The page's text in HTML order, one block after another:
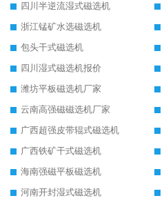
四川半逆流湿式磁选机
浙江锰矿水选磁选机
包头干式磁选机
四川湿式磁选机报价
潍坊平板磁选机厂家
云南高强磁磁选机厂家
广西超强皮带辊式磁选机
广西铁矿干式磁选机
海南强磁平板磁选机
河南开封湿式磁选机